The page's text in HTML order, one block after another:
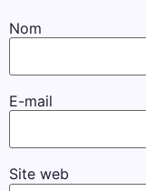
Nom
E-mail
Site web